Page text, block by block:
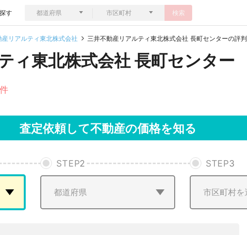
す 検索
リアルティ東北株式会社 三井不動産リアルティ東北株式会社 長町センターの評判
ィ東北株式会社 長町センター
査定依頼して不動産の価格を知る
STEP2 STEP3